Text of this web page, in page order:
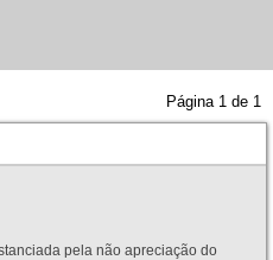
Página 1 de 1
pela não apreciação do